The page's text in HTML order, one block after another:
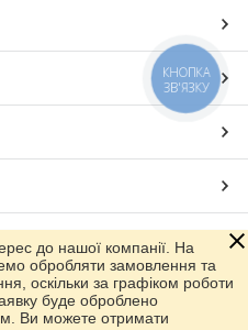
Prom.ua
до нашої компанії. На
обробляти замовлення та
оскільки за графіком роботи
буде оброблено
Ви можете отримати
КНОПКА
ЗВ'ЯЗКУ